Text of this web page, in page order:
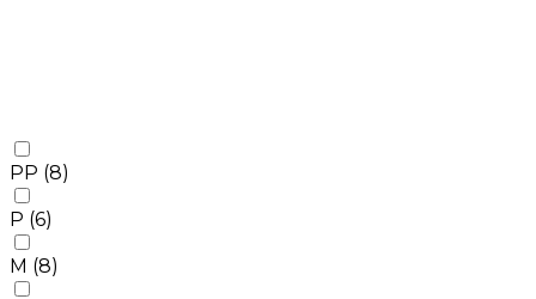
PP (8)
P (6)
M (8)